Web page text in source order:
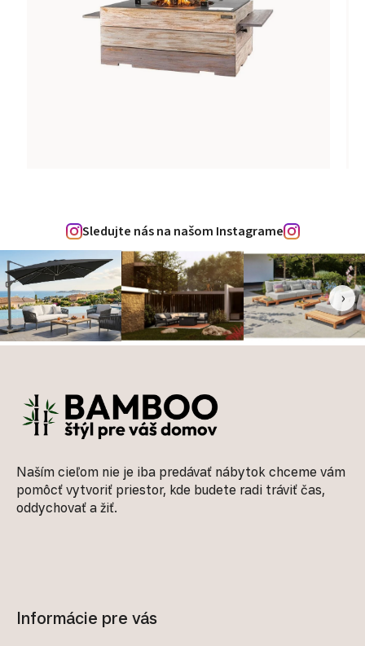
Sledujte nás na našom Instagrame
‹ ›
Naším cieľom nie je iba predávať nábytok chceme vám
pomôcť vytvoriť priestor, kde budete radi tráviť čas,
oddychovať a žiť.
Informácie pre vás